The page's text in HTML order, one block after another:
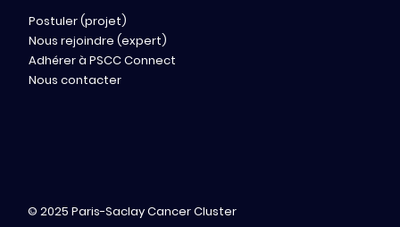
Postuler (projet)
Nous rejoindre (expert)
Adhérer à PSCC Connect
Nous contacter
© 2025 Paris-Saclay Cancer Cluster